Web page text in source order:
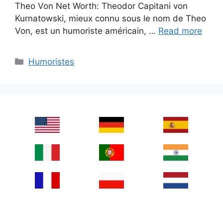
Theo Von Net Worth: Theodor Capitani von
Kurnatowski, mieux connu sous le nom de Theo
Von, est un humoriste américain, … Read more
Categories
Humoristes